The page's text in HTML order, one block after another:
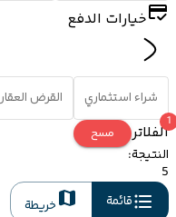
خيارات الدفع
شراء استثماري القرض
الفلاتر
1
مسح
النتيجة:
5
قائمة
خريطة